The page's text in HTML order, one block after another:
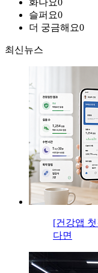
화나요0
슬퍼요0
더 궁금해요0
최신뉴스
[건강앱
다면